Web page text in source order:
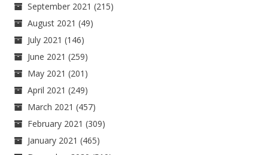
September 2021 (215)
August 2021 (49)
July 2021 (146)
June 2021 (259)
May 2021 (201)
April 2021 (249)
March 2021 (457)
February 2021 (309)
January 2021 (465)